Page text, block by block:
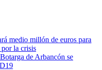
medio millón de euros para
por la crisis
de Arbancón se